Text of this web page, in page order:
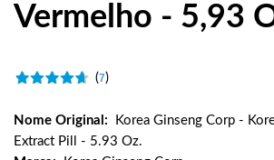
Vermelho - 5,93
(7)
Nome Original:
Korea Ginseng Corp -
Extract Pill - 5.93 Oz.